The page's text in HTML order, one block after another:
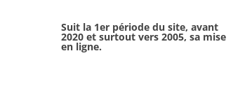
Suit la 1er période du site, avant
2020 et surtout vers 2005, sa mise
en ligne.